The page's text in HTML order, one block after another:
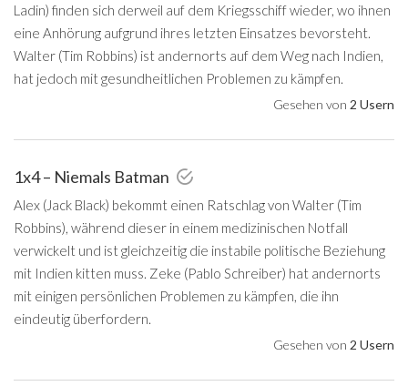
Ladin) finden sich derweil auf dem Kriegsschiff wieder, wo ihnen
eine Anhörung aufgrund ihres letzten Einsatzes bevorsteht.
Walter (Tim Robbins) ist andernorts auf dem Weg nach Indien,
hat jedoch mit gesundheitlichen Problemen zu kämpfen.
Gesehen von 2 Usern
1x4 – Niemals Batman
Alex (Jack Black) bekommt einen Ratschlag von Walter (Tim
Robbins), während dieser in einem medizinischen Notfall
verwickelt und ist gleichzeitig die instabile politische Beziehung
mit Indien kitten muss. Zeke (Pablo Schreiber) hat andernorts
mit einigen persönlichen Problemen zu kämpfen, die ihn
eindeutig überfordern.
Gesehen von 2 Usern